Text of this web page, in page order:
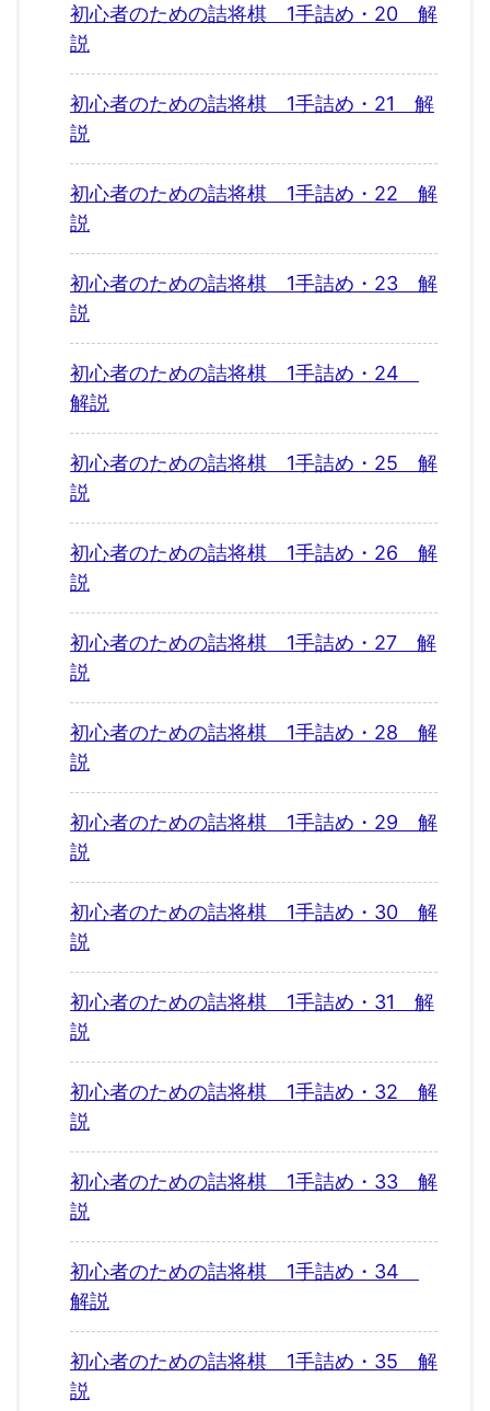
初心者のための詰将棋 1手詰め・20 解
説
初心者のための詰将棋 1手詰め・21 解
説
初心者のための詰将棋 1手詰め・22 解
説
初心者のための詰将棋 1手詰め・23 解
説
初心者のための詰将棋 1手詰め・24
解説
初心者のための詰将棋 1手詰め・25 解
説
初心者のための詰将棋 1手詰め・26 解
説
初心者のための詰将棋 1手詰め・27 解
説
初心者のための詰将棋 1手詰め・28 解
説
初心者のための詰将棋 1手詰め・29 解
説
初心者のための詰将棋 1手詰め・30 解
説
初心者のための詰将棋 1手詰め・31 解
説
初心者のための詰将棋 1手詰め・32 解
説
初心者のための詰将棋 1手詰め・33 解
説
初心者のための詰将棋 1手詰め・34
解説
初心者のための詰将棋 1手詰め・35 解
説